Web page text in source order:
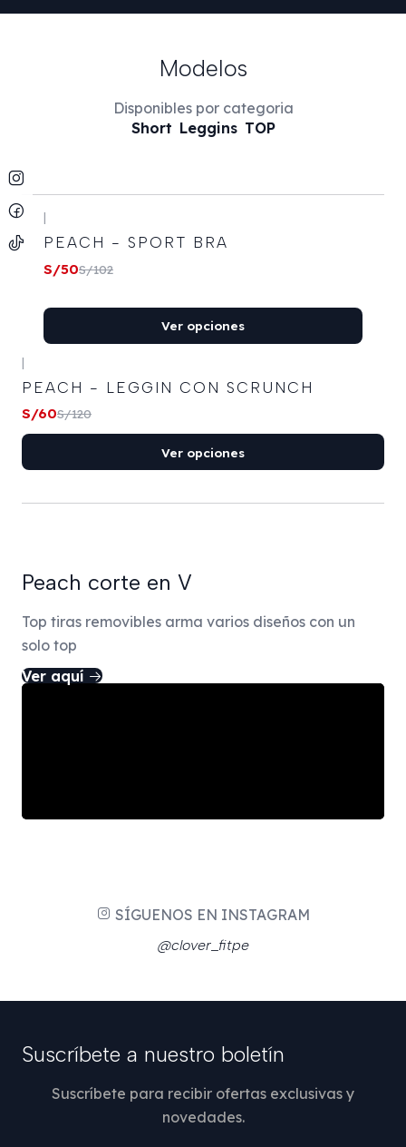
Modelos
Disponibles por categoria
Short Leggins TOP
-51% OFF
+16
PEACH - SPORT BRA
S/50S/102
Ver opciones
-50% OFF
|
PEACH - LEGGIN CON SCRUNCH
S/60S/120
Ver opciones
Peach corte en V
Top tiras removibles arma varios diseños con un
solo top
Ver aquí
SÍGUENOS EN INSTAGRAM
@clover_fitpe
Suscríbete a nuestro boletín
Suscríbete para recibir ofertas exclusivas y
novedades.